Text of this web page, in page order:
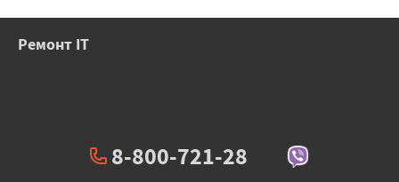
Ремонт IT
8-800-721-28